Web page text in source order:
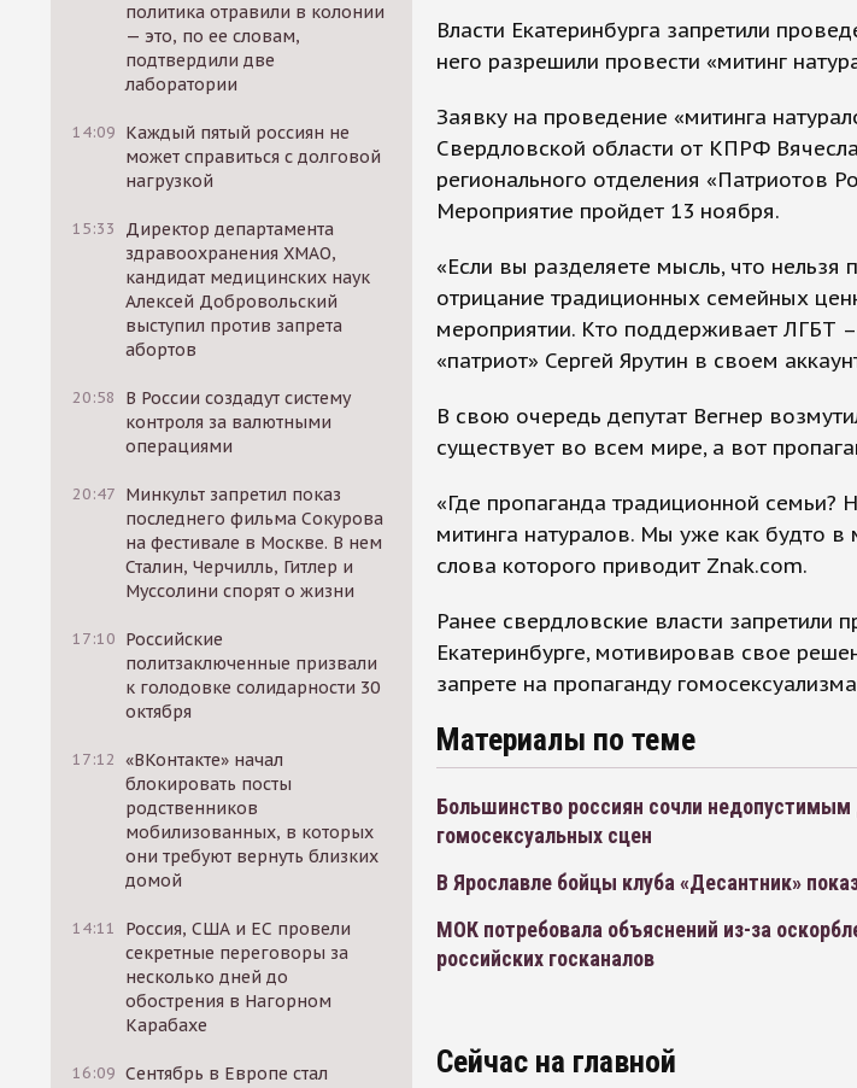
политика отравили в колонии
— это, по ее словам,
подтвердили две
лаборатории
14:09 Каждый пятый россиян не
может справиться с долговой
нагрузкой
15:33
Директор департамента
здравоохранения ХМАО,
кандидат медицинских наук
Алексей Добровольский
выступил против запрета
абортов
20:58
В России создадут систему
контроля за валютными
операциями
20:47 Минкульт запретил показ
последнего фильма Сокурова
на фестивале в Москве. В нем
Сталин, Черчилль, Гитлер и
Муссолини спорят о жизни
17:10 Российские
политзаключенные призвали
к голодовке солидарности 30
октября
17:12 «ВКонтакте» начал
блокировать посты
родственников
мобилизованных, в которых
они требуют вернуть близких
домой
14:11
Россия, США и ЕС провели
секретные переговоры за
несколько дней до
обострения в Нагорном
Карабахе
16:09 Сентябрь в Европе стал
Власти Екатеринбурга запретили
него разрешили провести «митинг
Заявку на проведение «митинга
Свердловской области от КПРФ
регионального отделения «Патриотов
Мероприятие пройдет 13 ноября.
«Если вы разделяете мысль, что нельзя
отрицание традиционных семейных
мероприятии. Кто поддерживает ЛГБТ
«патриот» Сергей Ярутин в своем
В свою очередь депутат Вегнер
существует во всем мире, а вот
«Где пропаганда традиционной
митинга натуралов. Мы уже как будто в
слова которого приводит Znak.com.
Ранее свердловские власти запретили
Екатеринбурге, мотивировав свое
запрете на пропаганду
Материалы по теме
Большинство россиян сочли
гомосексуальных сцен
В Ярославле бойцы клуба «Десантник»
МОК потребовала объяснений из-за
российских госканалов
Сейчас на главной